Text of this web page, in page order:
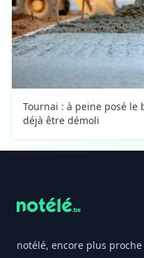
Tournai : à peine posé le
déjà être démoli
notélé, encore plus proche